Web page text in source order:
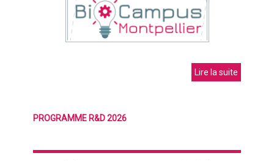
Lire la suite
PROGRAMME R&D 2026